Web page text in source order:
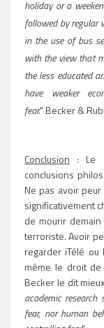
holiday or a
followed by
in the use of bus
with the view that
the less educated
have weaker
fear."Becker&
Conclusion : Le
conclusions
Ne pas avoir
significativement
de mourir
terroriste. Avoir
regarder iTélé ou
même le droit de
Becker le dit
academic
fear, nor human